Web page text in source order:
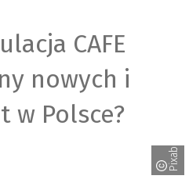
CAFE
nowych i
w Polsce?
Pixabay_webandi